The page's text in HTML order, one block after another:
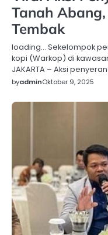
Tanah
Tembak
loading… Sekelompok
kopi (Warkop) di
JAKARTA – Aksi
byadminOktober 9, 2025